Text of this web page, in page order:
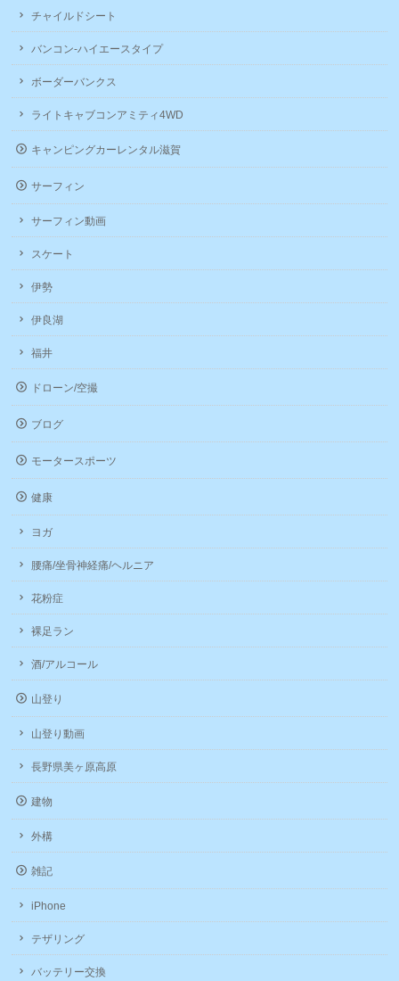
チャイルドシート
バンコン-ハイエースタイプ
ボーダーバンクス
ライトキャブコンアミティ4WD
キャンピングカーレンタル滋賀
サーフィン
サーフィン動画
スケート
伊勢
伊良湖
福井
ドローン/空撮
ブログ
モータースポーツ
健康
ヨガ
腰痛/坐骨神経痛/ヘルニア
花粉症
裸足ラン
酒/アルコール
山登り
山登り動画
長野県美ヶ原高原
建物
外構
雑記
iPhone
テザリング
バッテリー交換